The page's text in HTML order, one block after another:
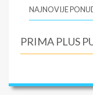
NAJNOVIJE
PRIMA PLUS